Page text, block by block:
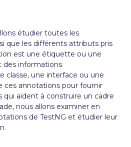
étudier toutes les
que les différents attributs pris
est une étiquette ou une
des informations
classe, une interface ou une
ces annotations pour fournir
qui aident à construire un cadre
nous allons examiner en
de TestNG et étudier leur